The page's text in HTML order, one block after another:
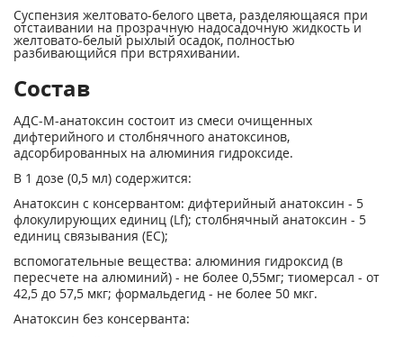
Суспензия желтовато-белого цвета, разделяющаяся при
отстаивании на прозрачную надосадочную жидкость и
желтовато-белый рыхлый осадок, полностью
разбивающийся при встряхивании.
Состав
АДС-М-анатоксин состоит из смеси очищенных
дифтерийного и столбнячного анатоксинов,
адсорбированных на алюминия гидроксиде.
В 1 дозе (0,5 мл) содержится:
Анатоксин с консервантом: дифтерийный анатоксин - 5
флокулирующих единиц (Lf); столбнячный анатоксин - 5
единиц связывания (ЕС);
вспомогательные вещества: алюминия гидроксид (в
пересчете на алюминий) - не более 0,55мг; тиомерсал - от
42,5 до 57,5 мкг; формальдегид - не более 50 мкг.
Анатоксин без консерванта: